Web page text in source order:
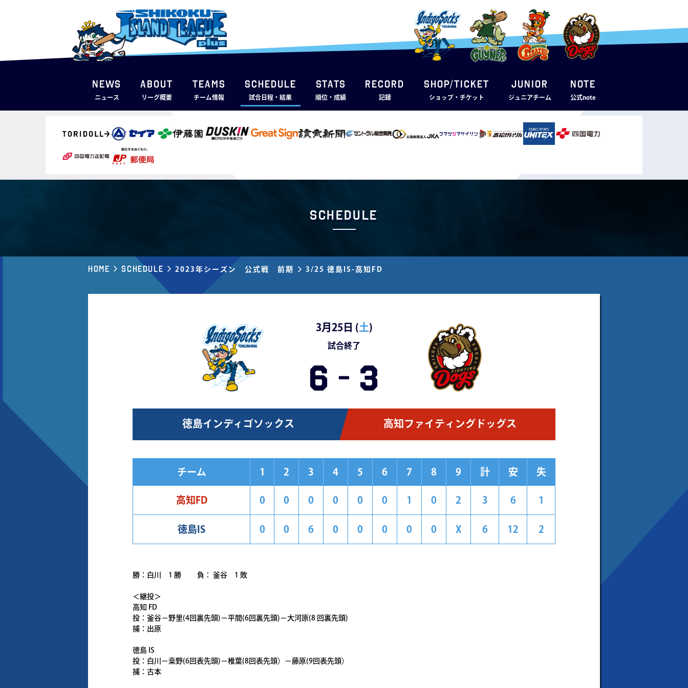
NEWS
ニュース
ABOUT
リーグ概要
TEAMS
チーム情報
SCHEDULE
試合日程・結果
STATS
順位・成績
RECORD
記録
SHOP/TICKET
ショップ・チケット
JUNIOR
ジュニアチーム
note
公式note
Schedule
Home Schedule 2023年シーズン 公式戦 前期 3/25 徳島IS-高知FD
3月25日 (土)
試合終了
6 - 3
徳島インディゴソックス 高知ファイティングドッグス
チーム 1 2 3 4 5 6 7 8 9 計 安 失
高知FD 0 0 0 0 0 0 1 0 2 3 6 1
徳島IS 0 0 6 0 0 0 0 0 X 6 12 2
勝：白川 1 勝 負： 釜谷 1 敗
＜継投＞
高知 FD
投：釜谷－野里(4回裏先頭)－平間(6回裏先頭)－大河原(8 回裏先頭)
捕：出原
徳島 IS
投：白川－桒野(6回表先頭)－椎葉(8回表先頭）－藤原(9回表先頭）
捕：古本